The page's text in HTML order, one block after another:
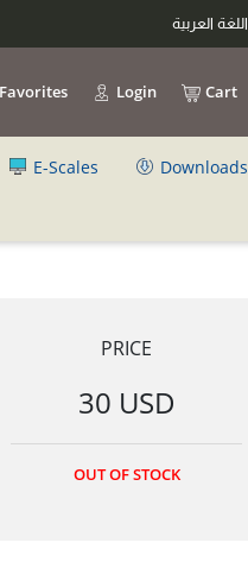
Favorites Login Cart
E-Scales
Downloads
PRICE
30 USD
OUT OF STOCK